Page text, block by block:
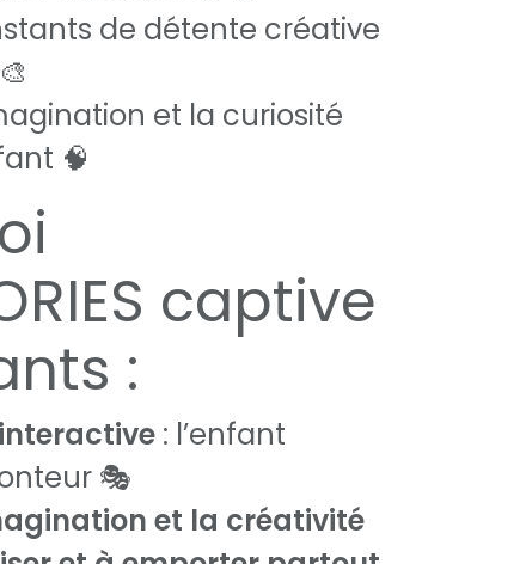
de détente créative
et la curiosité
🧠
captive
:
: l’enfant
🎭
et la créativité